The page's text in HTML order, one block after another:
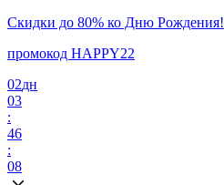
Скидки до 80% ко Дню Рождения!
промокод HAPPY22
02дн
03
:
46
:
08